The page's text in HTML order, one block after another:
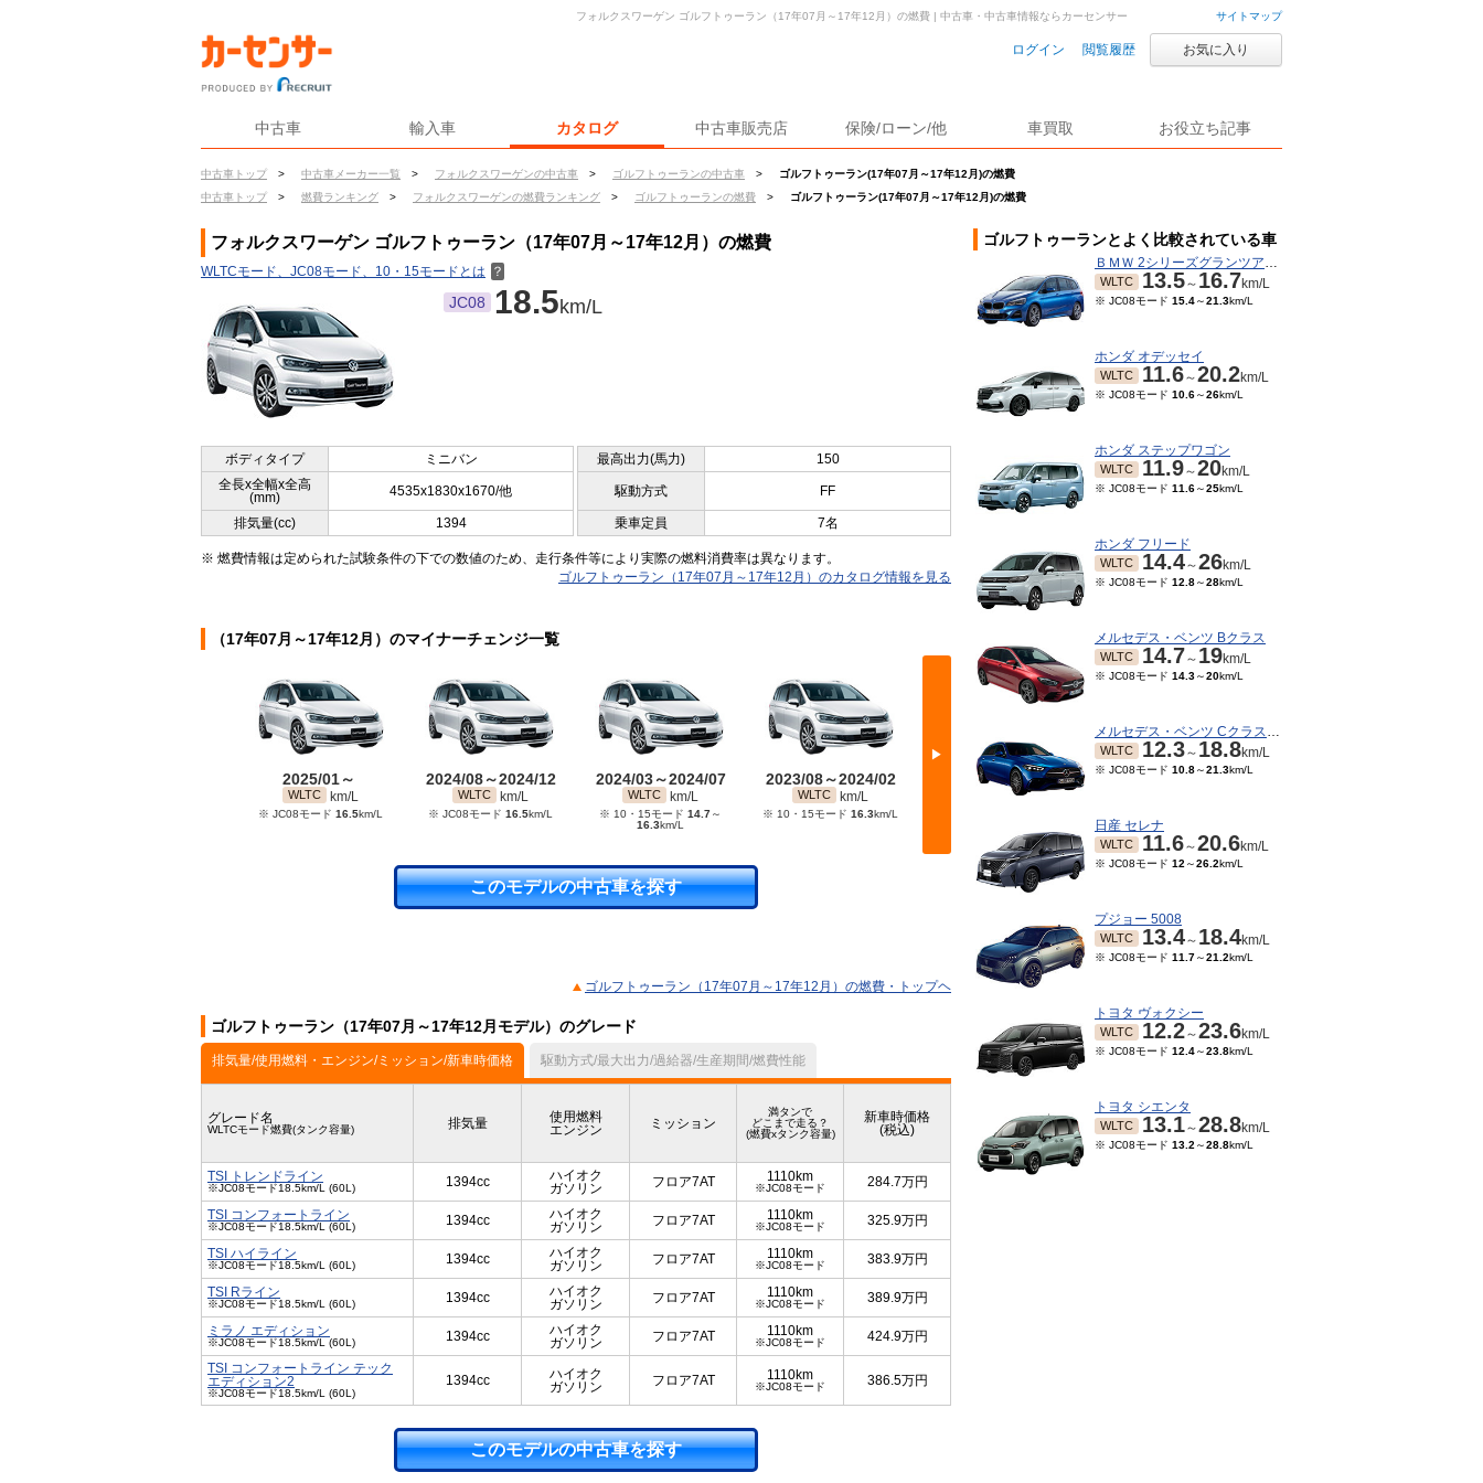
サイトマップ
ログイン 閲覧履歴 お気に入り
中古車 輸入車 カタログ 中古車販売店 保険/ローン/他 車買取 お役立ち記事
中古車トップ > 中古車メーカー一覧 > フォルクスワーゲンの中古車 > ゴルフトゥーランの中古車 >
ゴルフトゥーラン(17年07月～17年12月)の燃費
中古車トップ
> 燃費ランキング > フォルクスワーゲンの燃費ランキング > ゴルフトゥーランの燃費 > ゴルフトゥーラン(17年07月～17年12月)の燃費
フォルクスワーゲン ゴルフトゥーラン（17年07月～17年12月）の燃費 | 中古車・中古車情報ならカーセンサー
フォルクスワーゲン ゴルフトゥーラン（17年07月～17年12月）の燃費
WLTCモード、JC08モード、10・15モードとは ？
JC08 18.5km/L
ボディタイプ ミニバン 最高出力(馬力)
150
全長x全幅x全高
(mm)
4535x1830x1670/他 駆動方式 FF
排気量(cc) 1394 乗車定員 7名
※ 燃費情報は定められた試験条件の下での数値のため、走行条件等により実際の燃料消費率は異なります。
ゴルフトゥーラン（17年07月～17年12月）のカタログ情報を見る
（17年07月～17年12月）のマイナーチェンジ一覧
▶
2025/01～
WLTC km/L
※ JC08モード 16.5km/L
2024/08～2024/12
WLTC km/L
※ JC08モード 16.5km/L
2024/03～2024/07
WLTC km/L
※ 10・15モード 14.7～
16.3km/L
2023/08～2024/02
WLTC km/L
※ 10・15モード 16.3km/L
2022/08～2023/07
km/L
2022/04～2022/07
16.3
このモデルの中古車を探す
ゴルフトゥーラン（17年07月～17年12月）の燃費・トップヘ
ゴルフトゥーラン（17年07月～17年12月モデル）のグレード
排気量/使用燃料・エンジン/ミッション/新車時価格 駆動方式/最大出力/過給器/生産期間/燃費性能
グレード名
WLTCモード燃費(タンク容量) 排気量
使用燃料
エンジン
ミッション
満タンで
どこまで走る？
(燃費xタンク容量)
新車時価格
(税込)
TSI トレンドライン
※JC08モード18.5km/L (60L) 1394cc
ハイオク
ガソリン
フロア7AT 1110km
※JC08モード 284.7万円
TSI コンフォートライン
※JC08モード18.5km/L (60L) 1394cc
ハイオク
ガソリン
フロア7AT 1110km
※JC08モード 325.9万円
TSI ハイライン
※JC08モード18.5km/L (60L) 1394cc
ハイオク
ガソリン
フロア7AT 1110km
※JC08モード 383.9万円
TSI Rライン
※JC08モード18.5km/L (60L) 1394cc
ハイオク
ガソリン
フロア7AT 1110km
※JC08モード 389.9万円
ミラノ エディション
※JC08モード18.5km/L (60L) 1394cc
ハイオク
ガソリン
フロア7AT 1110km
※JC08モード 424.9万円
TSI コンフォートライン テック
エディション2
※JC08モード18.5km/L (60L)
1394cc
ハイオク
ガソリン
フロア7AT 1110km
※JC08モード 386.5万円
このモデルの中古車を探す
ゴルフトゥーランとよく比較されている車
ＢＭＷ 2シリーズグランツアラー
WLTC 13.5～ 16.7km/L
※ JC08モード 15.4～21.3km/L
ホンダ オデッセイ
WLTC 11.6～20.2km/L
※ JC08モード 10.6～26km/L
ホンダ ステップワゴン
WLTC 11.9～20km/L
※ JC08モード 11.6～25km/L
ホンダ フリード
WLTC 14.4～26km/L
※ JC08モード 12.8～28km/L
メルセデス・ベンツ Bクラス
WLTC 14.7～ 19km/L
※ JC08モード 14.3～20km/L
メルセデス・ベンツ Cクラスワゴン
WLTC 12.3～ 18.8km/L
※ JC08モード 10.8～21.3km/L
日産 セレナ
WLTC 11.6～20.6km/L
※ JC08モード 12 ～26.2km/L
プジョー 5008
WLTC 13.4～ 18.4km/L
※ JC08モード 11.7～21.2km/L
トヨタ ヴォクシー
WLTC 12.2～23.6km/L
※ JC08モード 12.4～23.8km/L
トヨタ シエンタ
WLTC 13.1～28.8km/L
※ JC08モード 13.2 ～28.8km/L